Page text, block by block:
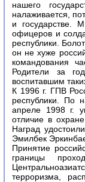
нашего
налаживается,
и государстве.
офицеров и
республики.
он не хуже
командования
Родители за
воспитавшим
К 1996 г. ГПВ
республики. По
апреле 1998 г.
отличие в
Наград
Эмилбек
Принятие
границы
терроризма,